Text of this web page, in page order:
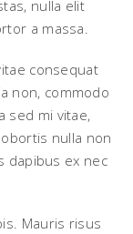
nulla elit
a massa.
consequat
non, commodo
sed mi vitae,
nulla non
dapibus ex nec
Mauris risus